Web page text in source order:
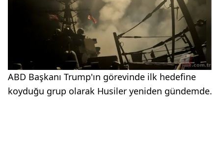
ABD Başkanı Trump'ın görevinde ilk hedefine
koyduğu grup olarak Husiler yeniden gündemde.